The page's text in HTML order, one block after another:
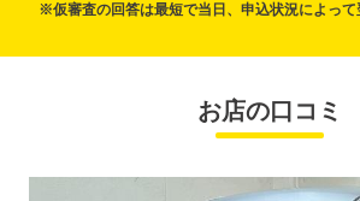
※仮審査の回答は最短で当日、申込状況によって
お店の口コミ